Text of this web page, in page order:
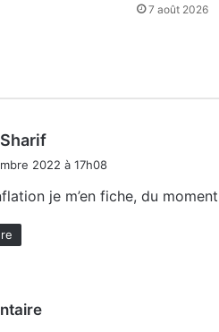
7 août 2026
2022 à 17h08
je m’en fiche, du